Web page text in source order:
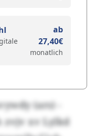
ab
27,40€
monatlich
(ars) -
zvjv xv Lylkd